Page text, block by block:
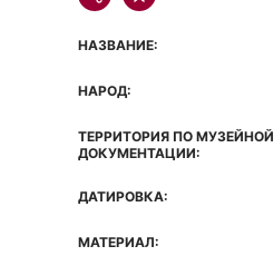
НАЗВАНИЕ:
НАРОД:
ТЕРРИТОРИЯ ПО МУЗЕЙНОЙ
ДОКУМЕНТАЦИИ:
ДАТИРОВКА:
МАТЕРИАЛ: